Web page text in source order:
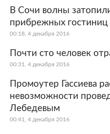
В Сочи волны
прибрежных гостиниц
00:18, 4 декабря 2016
Почти сто человек
00:31, 4 декабря 2016
Промоутер Гассиева
невозможности
Лебедевым
00:41, 4 декабря 2016